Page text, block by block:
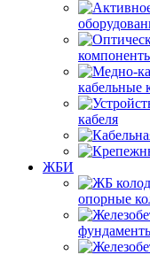
кабельные
кабеля
ЖБИ
опорные